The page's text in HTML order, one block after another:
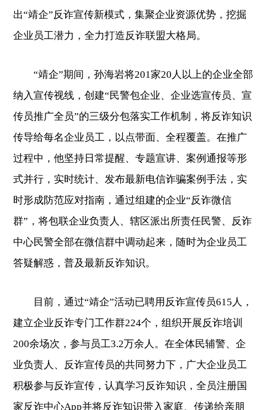
出“靖企”反诈宣传新模式，集聚企业资源优势，挖掘
企业员工潜力，全力打造反诈联盟大格局。
“靖企”期间，孙海岩将201家20人以上的企业全部
纳入宣传视线，创建“民警包企业、企业选宣传员、宣
传员推广全员”的三级分包落实工作机制，将反诈知识
传导给每名企业员工，以点带面、全程覆盖。在推广
过程中，他坚持日常提醒、专题宣讲、案例通报等形
式并行，实时统计、发布最新电信诈骗案例手法，实
时形成防范应对指南，通过组建的企业“反诈微信
群”，将包联企业负责人、辖区派出所责任民警、反诈
中心民警全部在微信群中调动起来，随时为企业员工
答疑解惑，普及最新反诈知识。
目前，通过“靖企”活动已聘用反诈宣传员615人，
建立企业反诈专门工作群224个，组织开展反诈培训
200余场次，参与员工3.2万余人。在全体民辅警、企
业负责人、反诈宣传员的共同努力下，广大企业员工
积极参与反诈宣传，认真学习反诈知识，全员注册国
家反诈中心App并将反诈知识带入家庭、传递给亲朋